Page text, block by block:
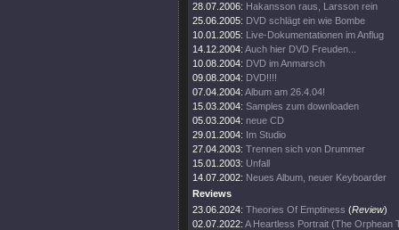
28.07.2006: Hakansson raus, Larsson rein
25.06.2005: DVD schlägt ein wie Bombe
10.01.2005: Live-Dokumentationen im Anflug
14.12.2004: Auch hier DVD Freuden...
10.08.2004: DVD im Anmarsch
09.08.2004: DVD!!!!
07.04.2004: Album am 26.4.04!
15.03.2004: Samples zum downloaden
05.03.2004: neue CD
29.01.2004: Im Studio
27.04.2003: Trennen sich von Drummer
15.01.2003: Unfall
14.07.2002: Neues Album, neuer Keyboarder
Reviews
23.06.2024: Theories Of Emptiness (Review)
02.07.2022: A Heartless Portrait (The Orphean